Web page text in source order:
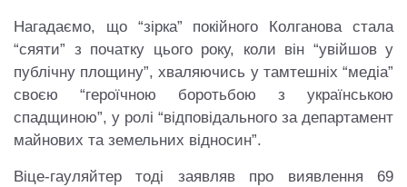
Нагадаємо, що “зірка” покійного Колганова стала
“сяяти” з початку цього року, коли він “увійшов у
публічну площину”, хваляючись у тамтешніх “медіа”
своєю “героїчною боротьбою з українською
спадщиною”, у ролі “відповідального за департамент
майнових та земельних відносин”.
Віце-гауляйтер тоді заявляв про виявлення 69